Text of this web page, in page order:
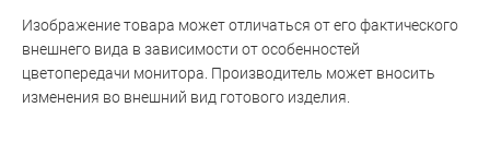
Изображение товара может отличаться от его фактического
внешнего вида в зависимости от особенностей
цветопередачи монитора. Производитель может вносить
изменения во внешний вид готового изделия.